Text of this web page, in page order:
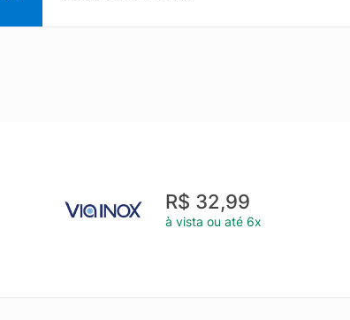
R$ 32,99
à vista ou até 6x